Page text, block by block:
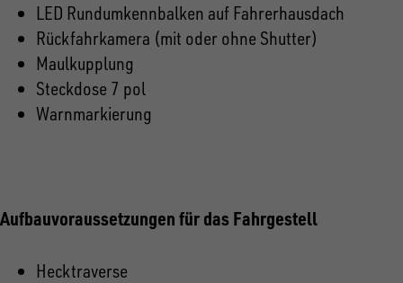
LED Rundumkennbalken auf Fahrerhausdach
Rückfahrkamera (mit oder ohne Shutter)
Maulkupplung
Steckdose 7 pol
Warnmarkierung
Aufbauvoraussetzungen für das Fahrgestell
Hecktraverse